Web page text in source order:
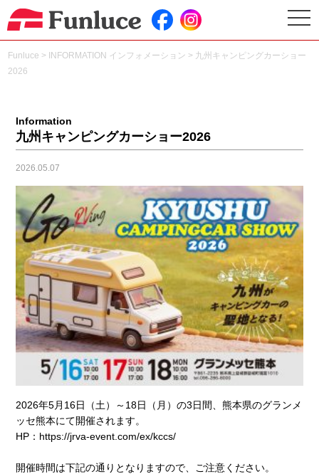
Funluce > INFORMATION インフォメーション > 九州キャンピングカーショー
2026
Information
九州キャンピングカーショー2026
2026.05.07
2026年5月16日（土）～18日（月）の3日間、熊本県のグランメ
ッセ熊本にて開催されます。
HP： https://jrva-event.com/ex/kccs/
開催時間は下記の通りとなりますので、ご注意ください。